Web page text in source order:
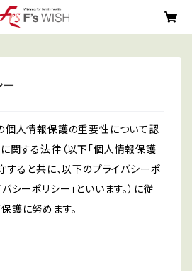
ー
個人情報保護の重要性について認
関する法律（以下「個人情報保護
すると共に、以下のプライバシーポ
シーポリシー」といいます。）に従
護に努めます。